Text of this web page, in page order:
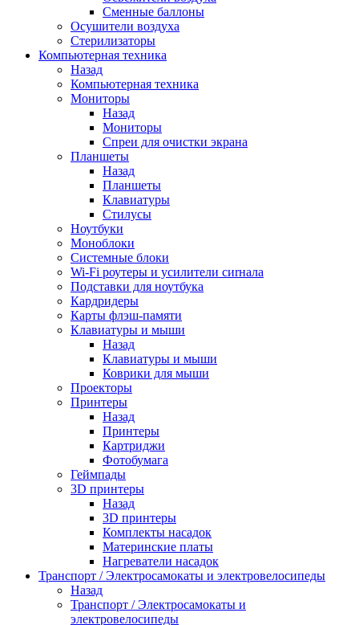
Сменные баллоны
Осушители воздуха
Стерилизаторы
Компьютерная техника
Назад
Компьютерная техника
Мониторы
Назад
Мониторы
Спреи для очистки экрана
Планшеты
Назад
Планшеты
Клавиатуры
Стилусы
Ноутбуки
Моноблоки
Системные блоки
Wi-Fi роутеры и усилители сиrнала
Подставки для ноутбука
Кардридеры
Карты флэш-памяти
Клавиатуры и мыши
Назад
Клавиатуры и мыши
Коврики для мыши
Проекторы
Принтеры
Назад
Принтеры
Картриджи
Фотобумага
Геймпады
3D принтеры
Назад
3D принтеры
Комплекты насадок
Материнские платы
Нагреватели насадок
Транспорт / Электросамокаты и электровелосипеды
Назад
Транспорт / Электросамокаты и
электровелосипеды